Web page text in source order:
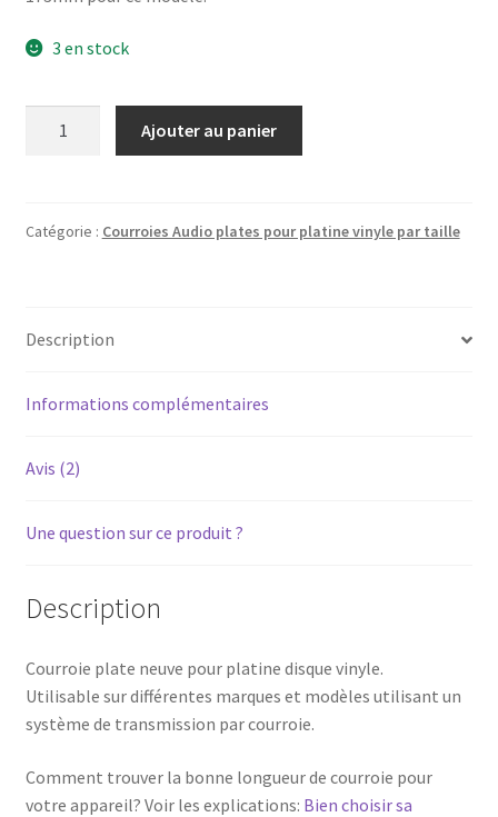
3 en stock
pour
110mm
346mm,
Ajouter au panier
Catégorie : Courroies Audio plates pour platine vinyle par taille
Description
Informations complémentaires
Avis (2)
Une question sur ce produit ?
Description
Courroie plate neuve pour platine disque vinyle.
Utilisable sur différentes marques et modèles utilisant un
système de transmission par courroie.
Comment trouver la bonne longueur de courroie pour
votre appareil? Voir les explications: Bien choisir sa